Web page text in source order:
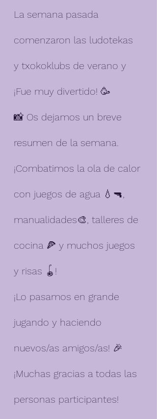
La semana pasada
comenzaron las ludotekas
y txokoklubs de verano y
¡Fue muy divertido! 🥳
📸 Os dejamos un breve
resumen de la semana.
¡Combatimos la ola de calor
con juegos de agua 💧🔫,
manualidades🎨, talleres de
cocina 🍕 y muchos juegos
y risas 🪀!
¡Lo pasamos en grande
jugando y haciendo
nuevos/as amigos/as! 🎉
¡Muchas gracias a todas las
personas participantes!